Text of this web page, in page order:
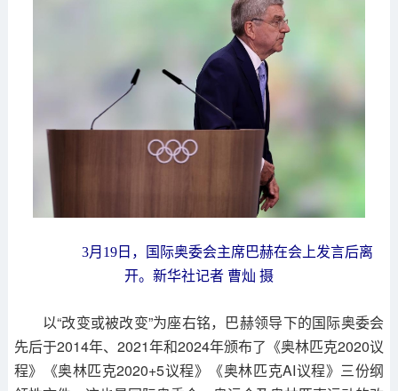
3月19日，国际奥委会主席巴赫在会上发言后离
开。新华社记者 曹灿 摄
以“改变或被改变”为座右铭，巴赫领导下的国际奥委会
先后于2014年、2021年和2024年颁布了《奥林匹克2020议
程》《奥林匹克2020+5议程》《奥林匹克AI议程》三份纲